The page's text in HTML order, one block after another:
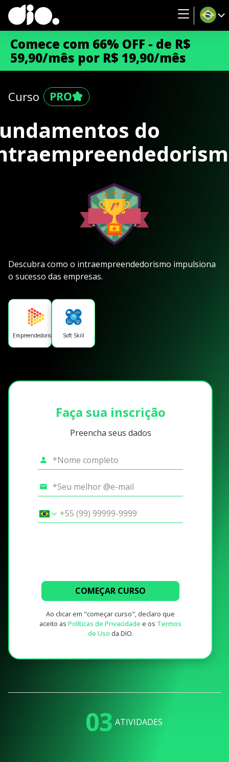
Comece com 66% OFF - de R$
59,90/mês por R$ 19,90/mês
Curso
do
Descubra como o intraempreendedorismo impulsiona
o sucesso das empresas.
Empreendedorismo Soft Skill
Faça sua inscrição
Preencha seus dados
COMEÇAR CURSO
Ao clicar em "começar curso", declaro que
aceito as Políticas de Privacidade e os Termos
de Uso da DIO.
03 ATIVIDADES